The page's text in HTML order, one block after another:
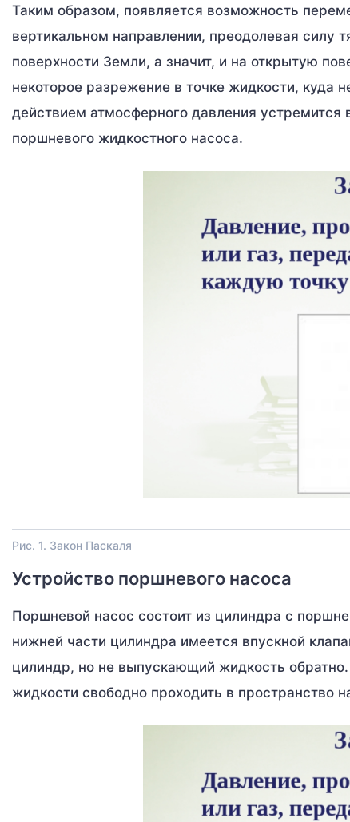
Таким образом, появляется возможность
вертикальном направлении, преодолевая силу
поверхности Земли, а значит, и на открытую
некоторое разрежение в точке жидкости, куда
действием атмосферного давления устремится
поршневого жидкостного насоса.
Рис. 1. Закон Паскаля
Устройство поршневого насоса
Поршневой насос состоит из цилиндра с
нижней части цилиндра имеется впускной
цилиндр, но не выпускающий жидкость
жидкости свободно проходить в